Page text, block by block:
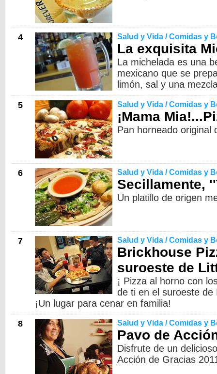
4 Salud y Vida / Comidas y
La exquisita
La michelada es una
mexicano que se
limón, sal y una
5 Salud y Vida / Comidas y
¡Mama
Pan horneado original
6 Salud y Vida / Comidas y
Secillamente,
Un platillo de origen
7 Salud y Vida / Comidas y
Brickhouse
suroeste de
¡ Pizza al horno con
de ti en el suroeste de
¡Un lugar para cenar en familia!
8 Salud y Vida / Comidas y
Pavo de
Disfrute de un
Acción de Gracias